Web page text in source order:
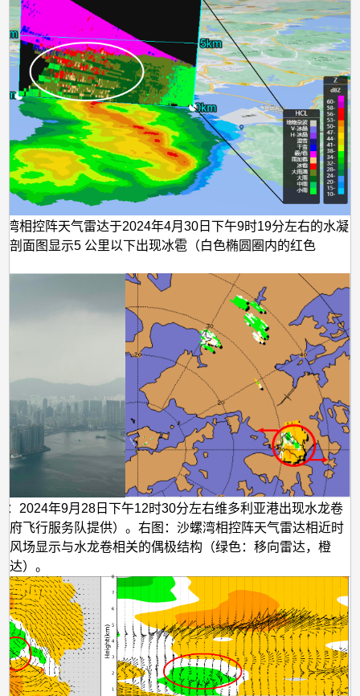
相控阵天气雷达于2024年4月30日下午9时19分左右的水凝
剖面图显示5 公里以下出现冰雹（白色椭圆圈内的红色
2024年9月28日下午12时30分左右维多利亚港出现水龙卷
府飞行服务队提供）。右图：沙螺湾相控阵天气雷达相近时
风场显示与水龙卷相关的偶极结构（绿色：移向雷达，橙
达）。